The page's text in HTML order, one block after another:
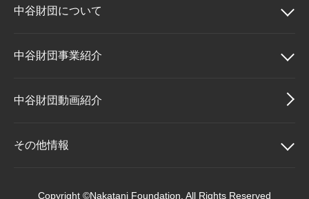
中谷財団について
中谷財団について
理事長挨拶
設立趣意書
中谷財団事業紹介
中谷財団事業紹介
中谷賞
中谷財団動画紹介
その他情報
Copyright ©Nakatani Foundation. All Rights Reserved